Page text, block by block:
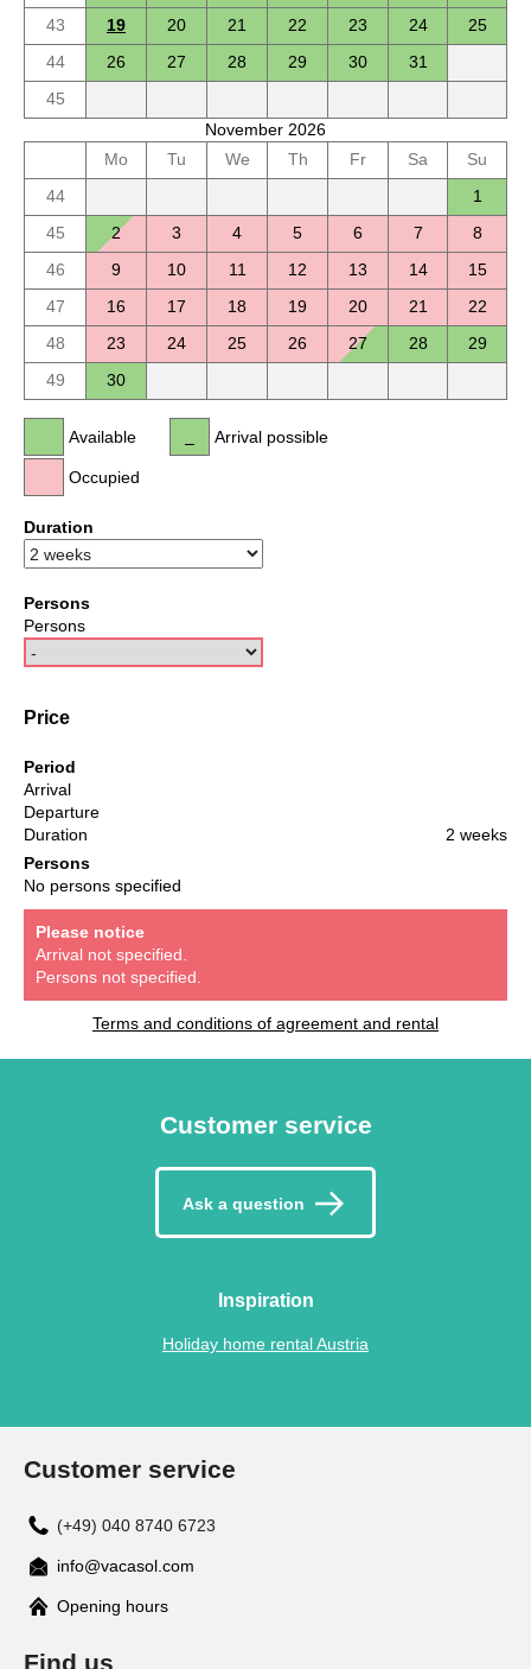
43
19 20 21 22 23 24
25
44
26 27 28 29 30
31
45
November 2026
Mo
Tu We Th Fr Sa
Su
44
1
45
2 3 4 5 6 7
8
46
9 10 11 12 13 14
15
47
16 17 18 19 20 21
22
48
23 24 25 26 27 28
29
49
30
Available
Occupied
Arrival possible
Duration
Persons
Persons
Price
Period
Arrival
Departure
Duration
2 weeks
Persons
No persons specified
Please notice
Arrival not specified.
Persons not specified.
Terms and conditions of agreement and rental
Customer service
Ask a question
Inspiration
Holiday home rental Austria
Customer service
(+49) 040 8740 6723
info@vacasol.com
Opening hours
Find us